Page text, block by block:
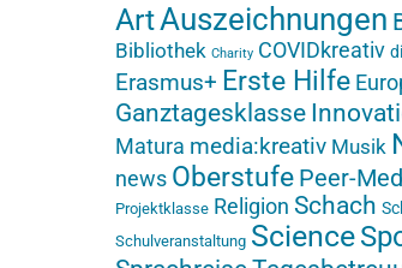
ArtAuszeichnungen
Bibliothek Charity COVIDkreativ
Erasmus+ Erste Hilfe
Ganztagesklasse
Matura media:kreativ Musik
news Oberstufe Peer-
Projektklasse Religion Schach
Schulveranstaltung Science